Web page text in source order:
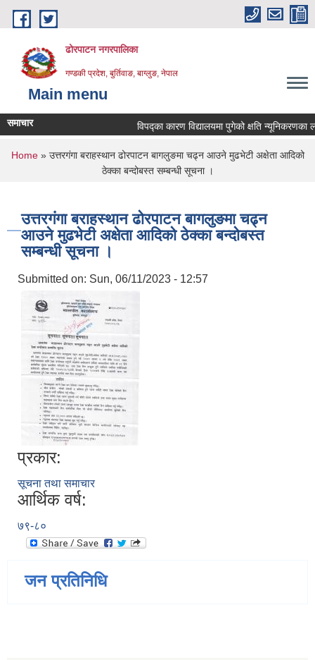
Skip to main content
ढोरपाटन नगरपालिका
गण्डकी प्रदेश, बुर्तिवाङ, बाग्लुङ, नेपाल
Main menu
समाचार विपद्का कारण विद्यालयमा पुगेको क्षति न्यूनिकरणका
You are here
Home» उत्तरगंगा बराहस्थान ढोरपाटन बागलुङमा चढ्न आउने मुढभेटी अक्षेता आदिको
ठेक्का बन्दोबस्त सम्बन्धी सूचना ।
उत्तरगंगा बराहस्थान ढोरपाटन बागलुङमा चढ्न
आउने मुढभेटी अक्षेता आदिको ठेक्का बन्दोबस्त
सम्बन्धी सूचना ।
Submitted on: Sun, 06/11/2023 - 12:57
प्रकार:
सूचना तथा समाचार
आर्थिक वर्ष:
७९-८०
जन प्रतिनिधि